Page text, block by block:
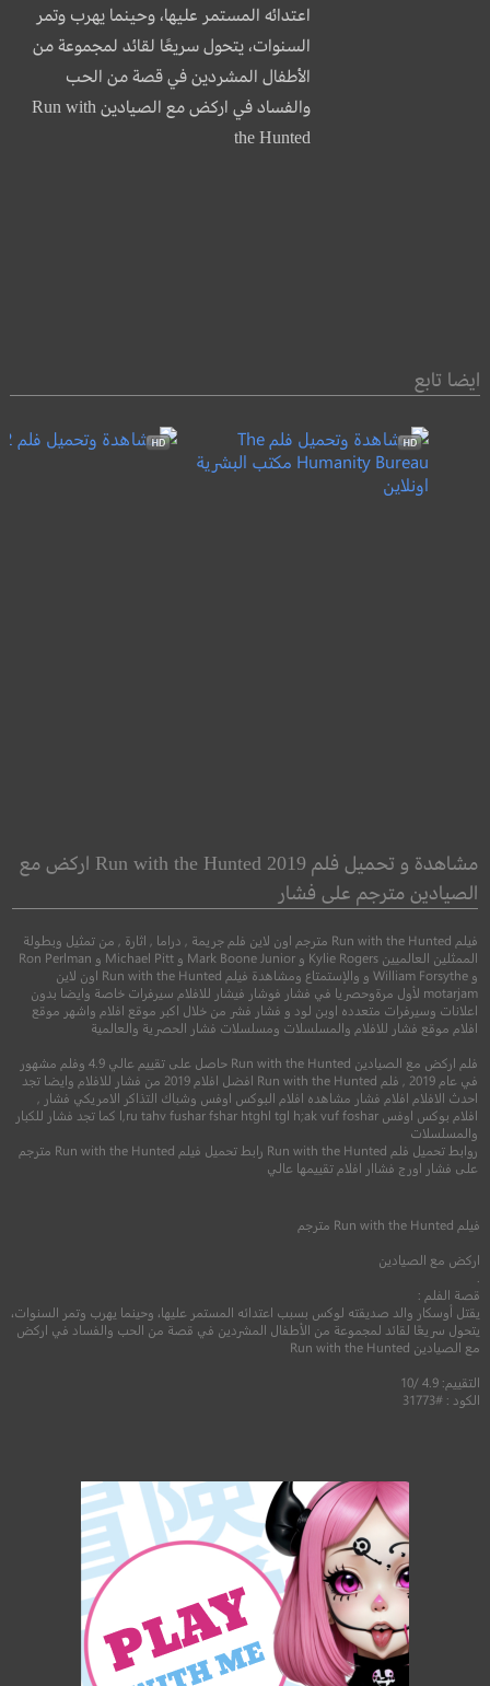
اعتدائه المستمر عليها، وحينما يهرب وتمر
السنوات، يتحول سريعًا لقائد لمجموعة من
الأطفال المشردين في قصة من الحب
والفساد في اركض مع الصيادين Run with
the Hunted
ايضا تابع
مكتب البشرية
4.1
5.6
مشاهدة و تحميل فلم Run with the Hunted 2019 اركض مع
الصيادين مترجم على فشار
فيلم Run with the Hunted مترجم اون لاين فلم جريمة , دراما , اثارة , من تمثيل وبطولة
الممثلين العالميين Kylie Rogers و Mark Boone Junior و Michael Pitt و Ron Perlman
و William Forsythe و والإستمتاع ومشاهدة فيلم Run with the Hunted اون لاين
motarjam لأول مرةوحصريا في فشار فوشار فيشار للافلام سيرفرات خاصة وايضا بدون
اعلانات وسيرفرات متعدده اوبن لود و فشار فشر من خلال اكبر موقع افلام واشهر موقع
افلام موقع فشار للافلام والمسلسلات ومسلسلات فشار الحصرية والعالمية
فلم اركض مع الصيادين Run with the Hunted حاصل على تقييم عالي 4.9 وفلم مشهور
في عام 2019 , فلم Run with the Hunted افضل افلام 2019 من فشار للافلام وايضا تجد
احدث الافلام افلام فشار مشاهده افلام البوكس اوفس وشباك التذاكر الامريكي فشار ,
افلام بوكس اوفس l,ru tahv fushar fshar htghl tgl h;ak vuf foshar كما تجد فشار للكبار
والمسلسلات
روابط تحميل فلم Run with the Hunted رابط تحميل فيلم Run with the Hunted مترجم
على فشار اورج فشاار افلام تقييمها عالي
فيلم Run with the Hunted مترجم
اركض مع الصيادين
قصة الفلم :
يقتل أوسكار والد صديقته لوكس بسبب اعتدائه المستمر عليها، وحينما يهرب وتمر السنوات،
يتحول سريعًا لقائد لمجموعة من الأطفال المشردين في قصة من الحب والفساد في اركض
مع الصيادين Run with the Hunted
التقييم: 4.9 /10
الكود : #31773